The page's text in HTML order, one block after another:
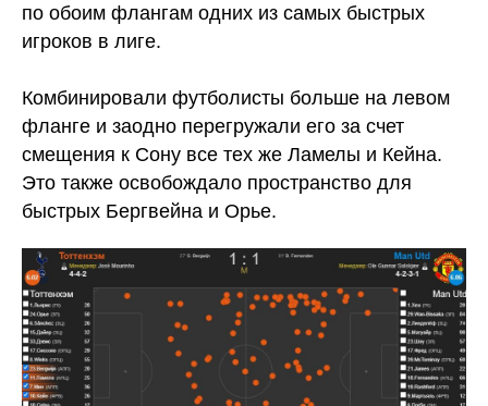
по обоим флангам одних из самых быстрых
игроков в лиге.
Комбинировали футболисты больше на левом
фланге и заодно перегружали его за счет
смещения к Сону все тех же Ламелы и Кейна.
Это также освобождало пространство для
быстрых Бергвейна и Орье.